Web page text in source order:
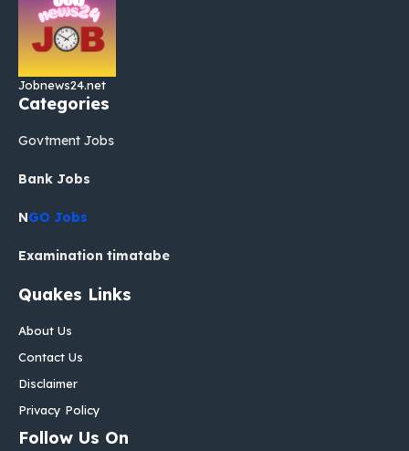
Jobnews24.net
Categories
Govtment Jobs
Bank Jobs
NGO Jobs
Examination timatabe
Quakes Links
About Us
Contact Us
Disclaimer
Privacy Policy
Follow Us On